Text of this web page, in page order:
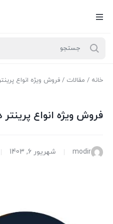
خانه / مقالات / فروش ویژه انواع
فروش ویژه انواع
modir شهریور 6, 1403